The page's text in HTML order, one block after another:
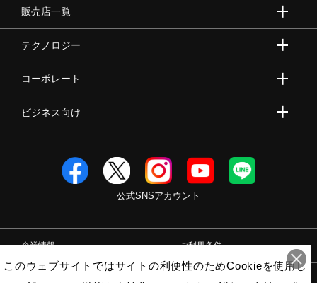
販売店一覧
テクノロジー
コーポレート
ビジネス向け
公式SNSアカウント
企業情報 ご利用条件
このウェブサイトではサイトの利便性のためCookieを使用し